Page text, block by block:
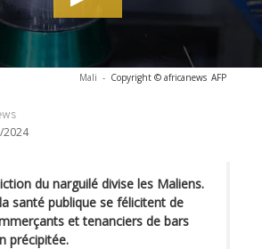
Mali - Copyright © africanews AFP
2024
du narguilé divise les Maliens.
santé publique se félicitent de
et tenanciers de bars
précipitée.